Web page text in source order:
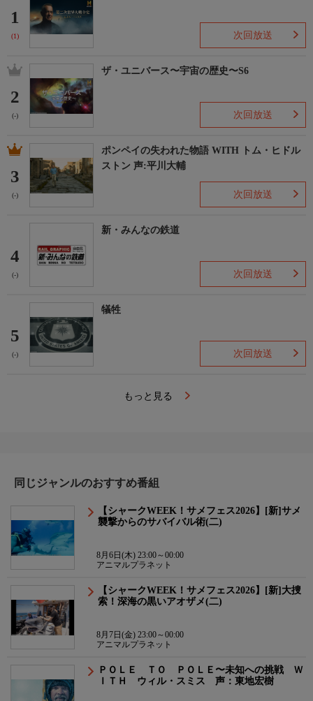
1
(1) 次回放送
2
(-)
ザ・ユニバース〜宇宙の歴史〜S6
次回放送
3
(-)
ポンペイの失われた物語 WITH トム・ヒドル
ストン 声:平川大輔
次回放送
4
(-)
新・みんなの鉄道
次回放送
5
(-)
犠牲
次回放送
もっと見る
同じジャンルのおすすめ番組
【シャークWEEK！サメフェス2026】[新]サメ
襲撃からのサバイバル術(二)
8月6日(木) 23:00～00:00
アニマルプラネット
【シャークWEEK！サメフェス2026】[新]大捜
索！深海の黒いアオザメ(二)
8月7日(金) 23:00～00:00
アニマルプラネット
ＰＯＬＥ ＴＯ ＰＯＬＥ〜未知への挑戦 Ｗ
ＩＴＨ ウィル・スミス 声：東地宏樹